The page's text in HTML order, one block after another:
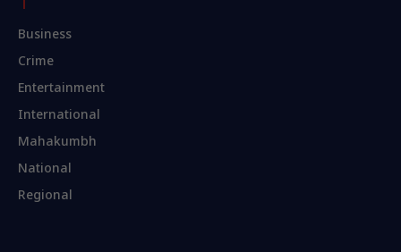
Business
Crime
Entertainment
International
Mahakumbh
National
Regional